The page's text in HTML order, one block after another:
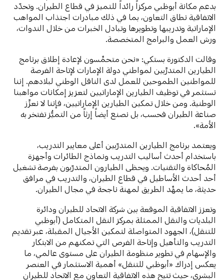
بدعم مكانة أبوظبي مركزاً رائداً للتميز في قطاع الطيران. وتحدّد
الاتفاقية نطاق التعاون، بما في ذلك مبادرات اجتذاب المواهب
الإماراتية وتدريبها وتطويرها وتبادل الخبرات من خلال الندوات،
ورش العمل والبرامج المتخصصة.
وقالت الدكتورة بستكي: «نحن متحمِّسون لإعادة إطلاق برنامج
الطيارين المتدرِّبين لمواطني دولة الإمارات لإتاحة الفرصة
للمواطنين الطموحين للعمل لدى الناقل الوطني لبلادهم. إننا
نستثمر في توظيف الطيارين الإماراتيين لتعزيز إمكانات مواهبنا
الوطنية. ومن خلال تمكين الطيارين الإماراتيين، فإننا لا نعزِّز
صناعة الطيران فحسب، بل نصنع أيضاً إرثاً من التميُّز تفتخر به
الأمة».
ويعتمد برنامج الطيارين المتدرّبين أعلى معايير التدريب،
باستخدام أحدث أساليب التدريب ونماذج الطائرات وأجهزة
المُحاكاة والتقنيات. ويحظى الطيارون المتدرّبون بفرصة تشغيل
أحد أحدث الأساطيل في قطاع الطيران، والتدريب في مرافق
حديثة، ما يمهِّد الطريق لمهنة ناجحة في مجال الطيران.
وتعزز الاتفاقية الموقعة بين شركة الاتحاد للطيران ودائرة
البلديات والنقل الممثلة بمركز النقل المتكامل (أبوظبي
للتنقل)، الجهود المتواصلة لتمكين الأجيال المقبلة، عبر تقديم
التدريب والتأهيل وإتاحة الفرص التي تمكنهم من الابتكار
والإسهام في تطوير منظومة الطيران على مستوى عالمي، ما
يعكس إدراك «أبوظبي للتنقل» أهمية الاستثمار في العنصر
البشري، حيث تتيح هذه الاتفاقية التعاون مع الاتحاد للطيران